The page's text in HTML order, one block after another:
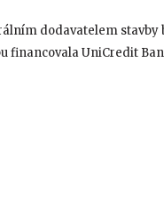
dodavatelem stavby
financovala UniCredit